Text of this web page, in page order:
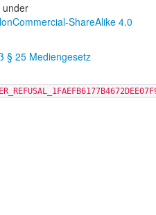
under
ShareAlike 4.0
§ 25 Mediengesetz